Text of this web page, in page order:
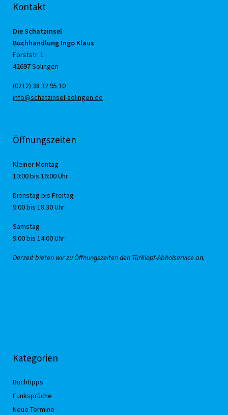
Kontakt
Die Schatzinsel
Buchhandlung Ingo Klaus
Forststr. 1
42697 Solingen
(0212) 38 32 95 10
info@schatzinsel-solingen.de
Öffnungszeiten
Kleiner Montag
10:00 bis 16:00 Uhr
Dienstag bis Freitag
9:00 bis 18:30 Uhr
Samstag
9:00 bis 14:00 Uhr
Derzeit bieten wir zu Öffnungszeiten den Türklopf-Abholservice an.
Kategorien
Buchtipps
Funksprüche
Neue Termine